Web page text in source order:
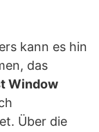
kann es hin
das
Window
Über die